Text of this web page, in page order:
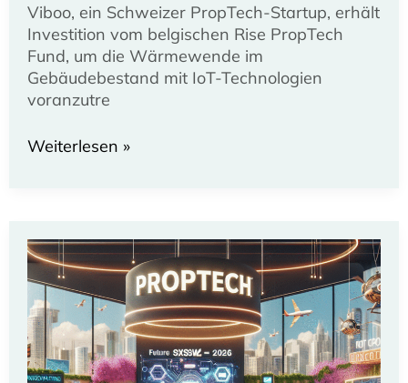
Viboo, ein Schweizer PropTech-Startup, erhält
Investition vom belgischen Rise PropTech
Fund, um die Wärmewende im
Gebäudebestand mit IoT-Technologien
voranzutre
Viboo:
sich
belgische
Investition
Weiterlesen »